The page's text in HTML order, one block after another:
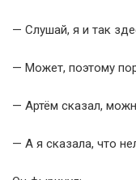
— Слушай, я и так
— Может, поэтому
— Артём сказал,
— А я сказала, что